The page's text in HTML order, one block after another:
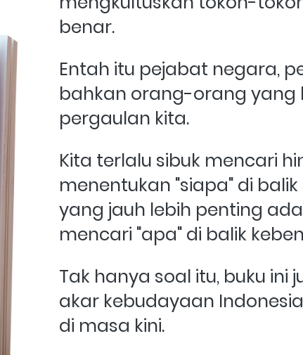
benar.
Entah itu pejabat negara,
bahkan orang-orang yang
pergaulan kita.
Kita terlalu sibuk mencari
menentukan "siapa" di
yang jauh lebih penting
mencari "apa" di balik
Tak hanya soal itu, buku
akar kebudayaan
di masa kini.